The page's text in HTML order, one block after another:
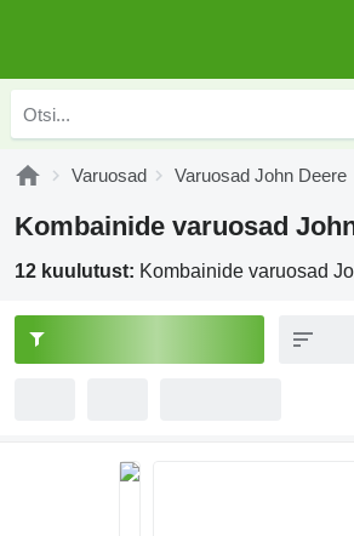
Varuosad Varuosad John Deere
Kombainide varuosad
12 kuulutust: Kombainide varuosad